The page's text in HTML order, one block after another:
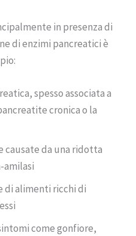
in presenza di
di enzimi pancreatici è
spesso associata a
cronica o la
causate da una ridotta
amilasi
di alimenti ricchi di
come gonfiore,